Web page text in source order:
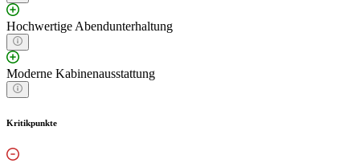
Hochwertige Abendunterhaltung
Moderne Kabinenausstattung
Kritikpunkte